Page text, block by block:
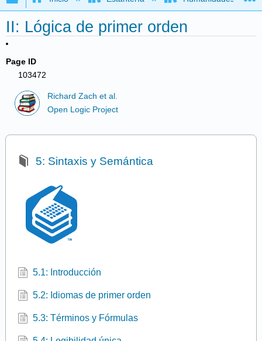
II: Lógica de primer orden
Page ID
103472
Richard Zach et al.
Open Logic Project
5: Sintaxis y Semántica
5.1: Introducción
5.2: Idiomas de primer orden
5.3: Términos y Fórmulas